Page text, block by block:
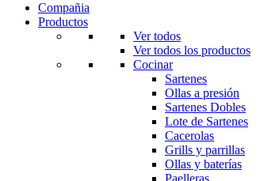
Compañia
Productos
Ver todos
Ver todos los productos
Cocinar
Sartenes
Ollas a presión
Sartenes Dobles
Lote de Sartenes
Cacerolas
Grills y parrillas
Ollas y baterías
Paelleras